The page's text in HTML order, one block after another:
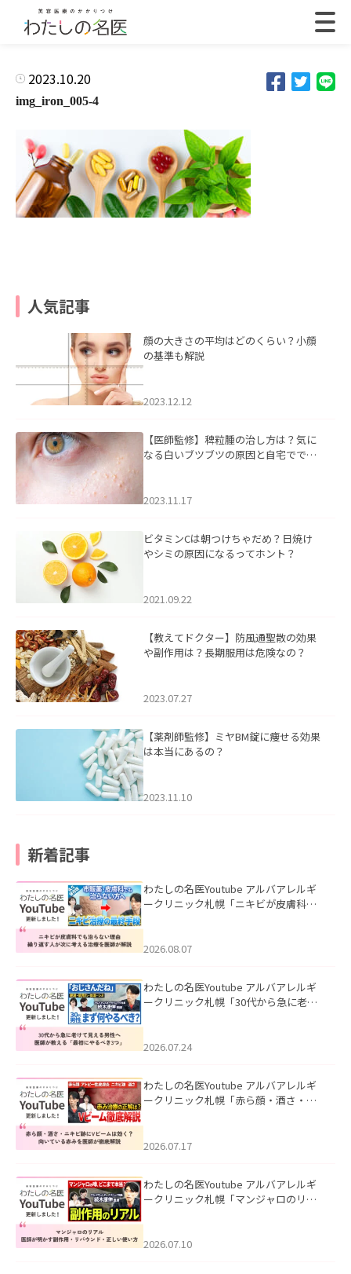
2023.10.20
img_iron_005-4
人気記事
顔の大きさの平均はどのくらい？小顔
の基準も解説
2023.12.12
【医師監修】稗粒腫の治し方は？気に
なる白いブツブツの原因と自宅ででき
2023.11.17
ビタミンCは朝つけちゃだめ？日焼け
やシミの原因になるってホント？
2021.09.22
【教えてドクター】防風通聖散の効果
や副作用は？長期服用は危険なの？
2023.07.27
【薬剤師監修】ミヤBM錠に痩せる効果
は本当にあるの？
2023.11.10
新着記事
わたしの名医Youtube アルバアレルギ
ークリニック札幌「ニキビが皮膚科で
ました。
2026.08.07
わたしの名医Youtube アルバアレルギ
ークリニック札幌「30代から急に老け
た。
2026.07.24
わたしの名医Youtube アルバアレルギ
ークリニック札幌「赤ら顔・酒さ・ニ
した。
2026.07.17
わたしの名医Youtube アルバアレルギ
ークリニック札幌「マンジャロのリア
た。
2026.07.10